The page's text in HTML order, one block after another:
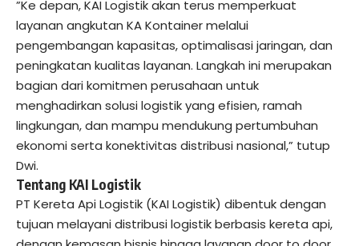
”Ke depan, KAI Logistik akan terus memperkuat
layanan angkutan KA Kontainer melalui
pengembangan kapasitas, optimalisasi jaringan, dan
peningkatan kualitas layanan. Langkah ini merupakan
bagian dari komitmen perusahaan untuk
menghadirkan solusi logistik yang efisien, ramah
lingkungan, dan mampu mendukung pertumbuhan
ekonomi serta konektivitas distribusi nasional,” tutup
Dwi.
Tentang KAI Logistik
PT Kereta Api Logistik (KAI Logistik) dibentuk dengan
tujuan melayani distribusi logistik berbasis kereta api,